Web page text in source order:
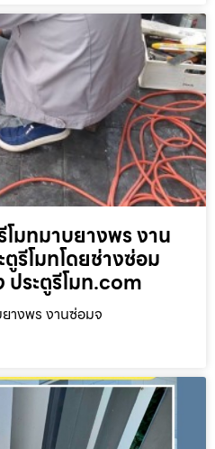
โมทมาบยางพร งาน
รีโมทโดยช่างซ่อม
ประตูรีโมท.com
ยางพร งานซ่อมจ